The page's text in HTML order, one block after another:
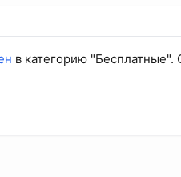
в категорию "Бесплатные".